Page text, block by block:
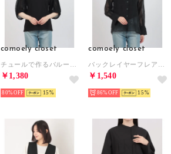
comoely closet
￥1,380
80% 15
comoely closet
￥1,540
86% 15